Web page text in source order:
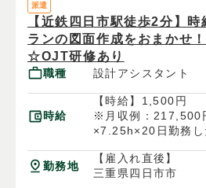
派遣
【近鉄四日市駅徒歩2分】
ランの図面作成をおまかせ
☆OJT研修あり
職種 設計アシスタント
時給
【時給】1,500円
※月収例：217,500
×7.25h×20日勤務し
勤務地
【雇入れ直後】
三重県四日市市